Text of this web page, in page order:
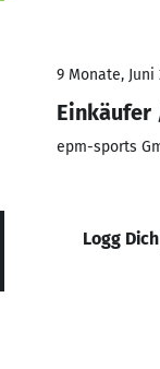
9 Monate, Juni
epm-sports
Logg